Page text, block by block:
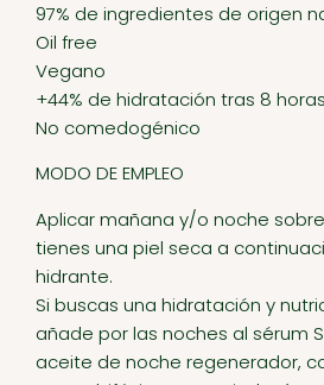
97% de ingredientes de origen
Oil free
Vegano
+44% de hidratación tras 8 horas
No comedogénico
MODO DE EMPLEO
Aplicar mañana y/o noche
tienes una piel seca a
hidrante.
Si buscas una hidratación y
añade por las noches al sérum
aceite de noche regenerador,